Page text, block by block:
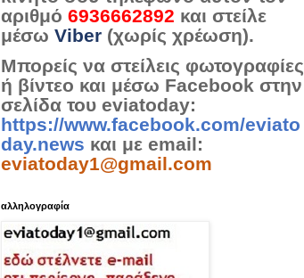
αριθμό 6936662892 και στείλε
μέσω Viber (χωρίς χρέωση).
Μπορείς να στείλεις φωτογραφίες
ή βίντεο και μέσω Facebook στην
σελίδα του eviatoday:
https://www.facebook.com/eviato
day.news και με email:
eviatoday1@gmail.com
αλληλογραφία